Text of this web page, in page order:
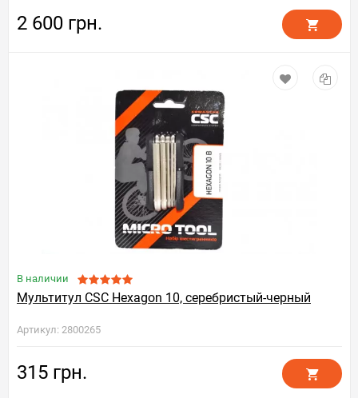
2 600 грн.
В наличии
Мультитул CSC Hexagon 10, серебристый-черный
Артикул: 2800265
315 грн.